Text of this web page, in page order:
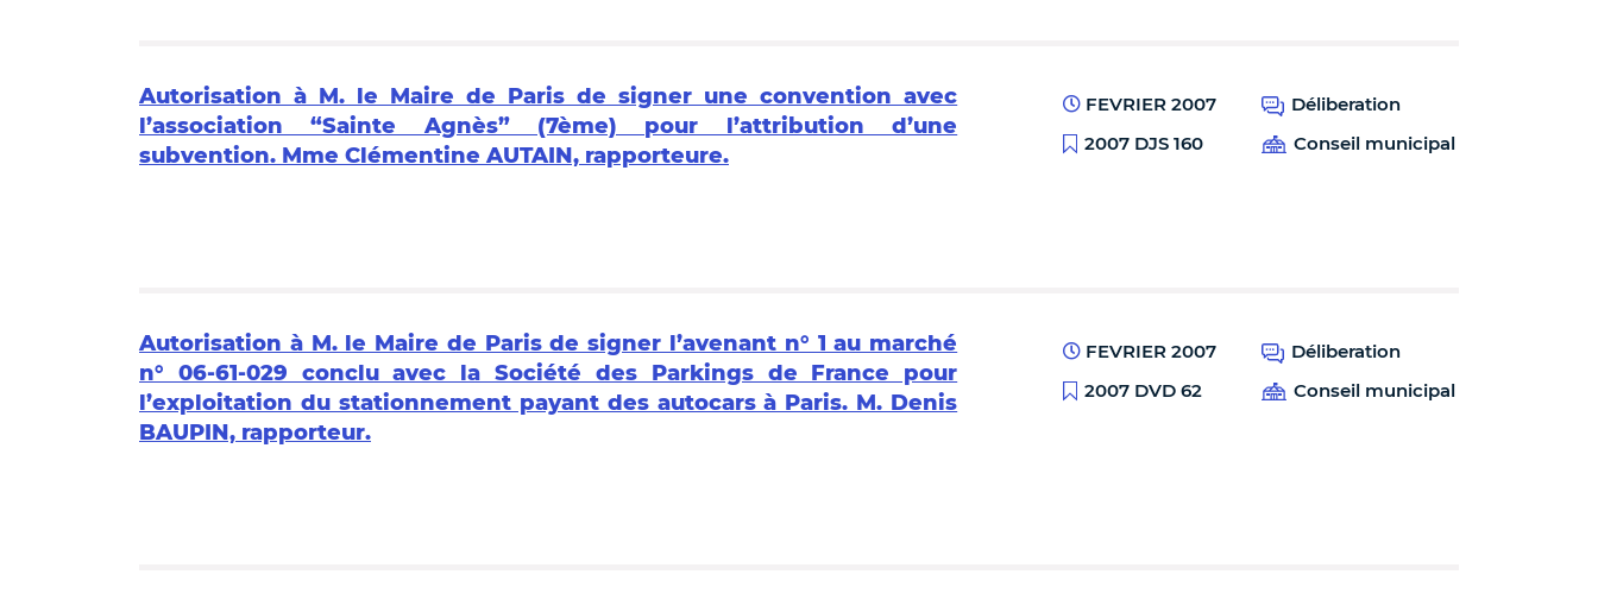
Autorisation à M. le Maire de Paris de signer une convention avec
l’association “Sainte Agnès” (7ème) pour l’attribution d’une
subvention. Mme Clémentine AUTAIN, rapporteure.
FEVRIER 2007
Déliberation
2007 DJS 160
Conseil municipal
Autorisation à M. le Maire de Paris de signer l’avenant n° 1 au marché
n° 06-61-029 conclu avec la Société des Parkings de France pour
l’exploitation du stationnement payant des autocars à Paris. M. Denis
BAUPIN, rapporteur.
FEVRIER 2007
Déliberation
2007 DVD 62
Conseil municipal